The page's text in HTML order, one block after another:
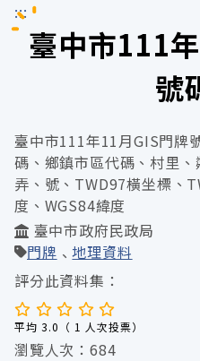
:::
臺中市111
號
臺中市111年11月GIS門牌
碼、鄉鎮市區代碼、村里、
弄、號、TWD97橫坐標、
度、WGS84緯度
臺中市政府民政局
門牌
地理資料
評分此資料集：
平均 3.0（ 1 人次投票）
瀏覽人次：684